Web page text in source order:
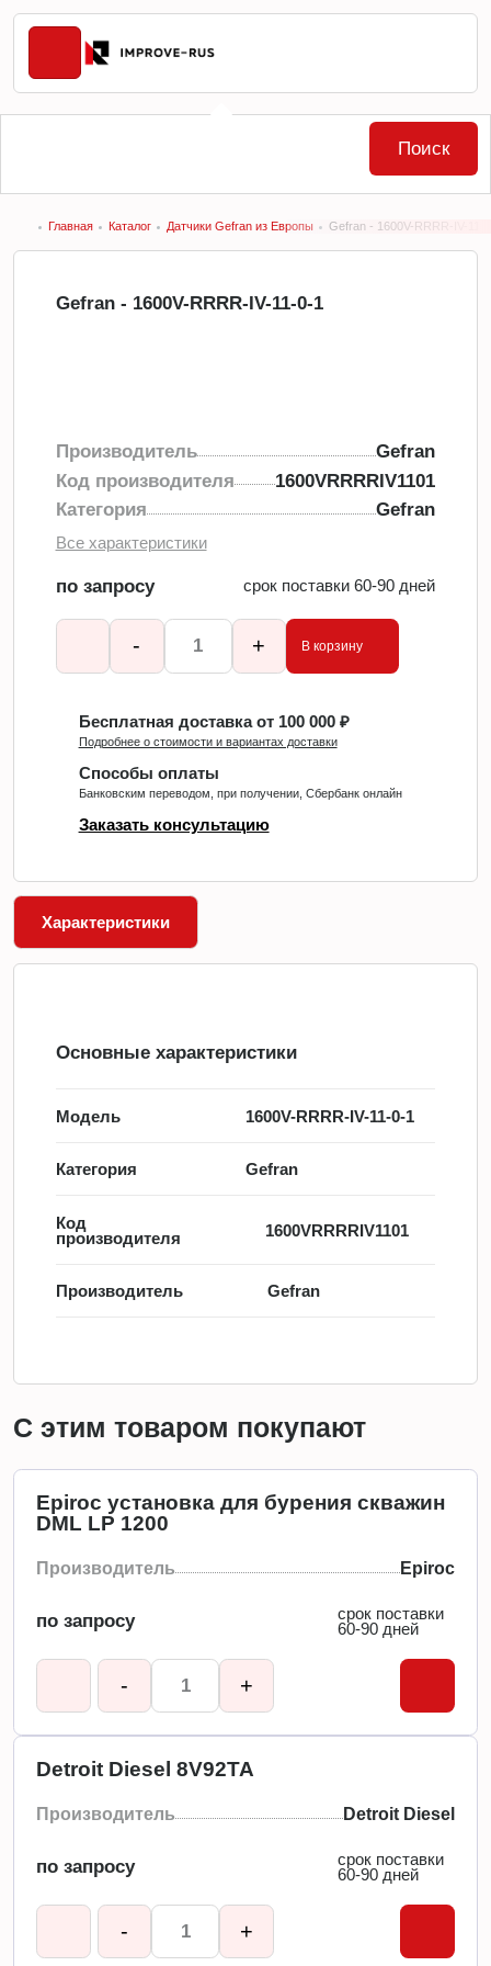
Главная Каталог Датчики Gefran из Европы Gefran - 1600V-RRRR-IV-11-
Gefran - 1600V-RRRR-IV-11-0-1
Производитель
Gefran
Код производителя
1600VRRRRIV1101
Категория
Gefran
Все характеристики
по запросу срок поставки 60-90 дней
- + В корзину
Бесплатная доставка от 100 000 ₽
Подробнее о стоимости и вариантах доставки
Способы оплаты
Банковским переводом, при получении, Сбербанк онлайн
Заказать консультацию
Характеристики
Основные характеристики
Модель 1600V-RRRR-IV-11-0-1
Категория Gefran
Код
производителя
1600VRRRRIV1101
Производитель Gefran
С этим товаром покупают
Epiroc установка для бурения скважин
DML LP 1200
Производитель Epiroc
по запросу
срок поставки
60-90 дней
- +
Detroit Diesel 8V92TA
Производитель Detroit Diesel
по запросу
срок поставки
60-90 дней
- +
Поиск